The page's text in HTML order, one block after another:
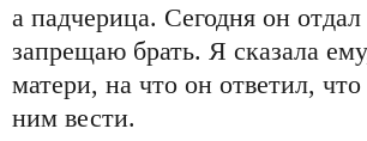
а падчерица. Сегодня он
запрещаю брать. Я сказала
матери, на что он ответил,
ним вести.